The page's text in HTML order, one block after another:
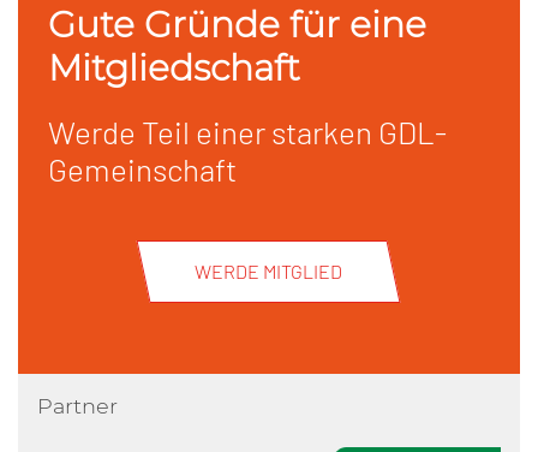
Gute Gründe für eine
Mitgliedschaft
Werde Teil einer starken GDL-
Gemeinschaft
WERDE MITGLIED
Partner